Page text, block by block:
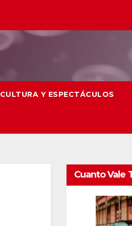
CULTURA Y ESPECTÁCULOS
Cuanto Vale